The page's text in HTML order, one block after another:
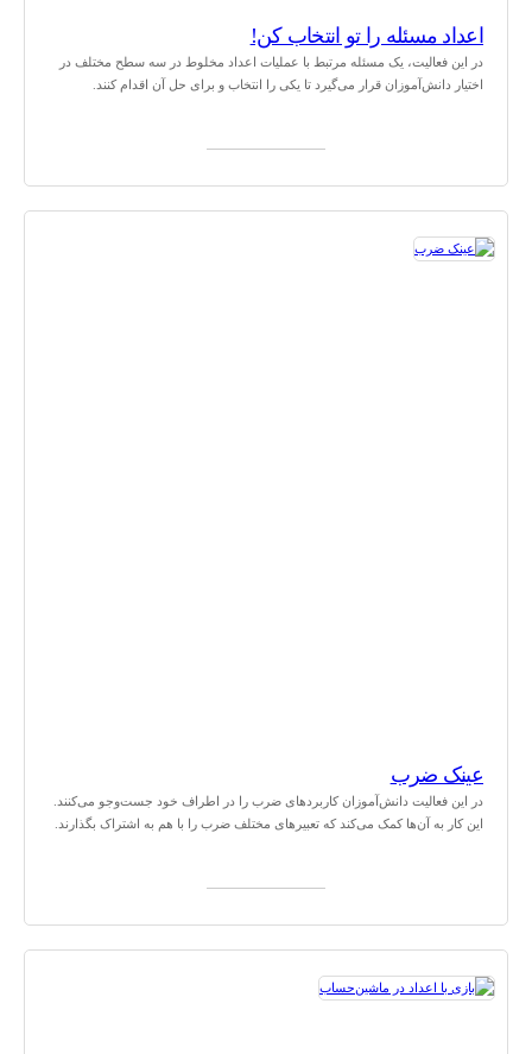
اعداد مسئله را تو انتخاب کن!
در این فعالیت، یک مسئله مرتبط با عملیات اعداد مخلوط در سه سطح مختلف در
اختیار دانش‌آموزان قرار می‌گیرد تا یکی را انتخاب و برای حل آن اقدام کنند.
عینک ضرب
در این فعالیت دانش‌آموزان کاربردهای ضرب را در اطراف خود جست‌وجو می‌کنند.
این کار به آن‌ها کمک می‌کند که تعبیرهای مختلف ضرب را با هم به اشتراک بگذارند.